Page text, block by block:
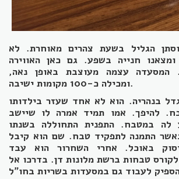
הגליל בשעת צהרים מאוחרת. לא
חנייה בשפע. גם כאן האווירה
המסעדה עצמה מעוצבת באופן נאה,
ומכילה כ-100 מקומות ישיבה.
41. הוא גדל בנהריה. הוא לא אחד שעזר בילדותו
להיפך. אמו תמיד אמרה לו שיישב
לה במטבח. התפנית התחוללה בשנתו
התמנה לתפקיד טבח. שם הוא קיבל
באוכל. אחרי השחרור הוא עבד
טבחות ברשת מלונות דן. בדרכו אל